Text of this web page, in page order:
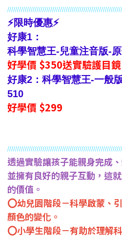
//////////////////////
⚡限時優惠⚡
好康1：
科學智慧王-兒童注音版-
好學價 $350送實驗護目鏡
好康2：科學智慧王-一般
510
好學價 $299
//////////////////////
透過實驗讓孩子能親身完成
並擁有良好的親子互動，這
的價值。
⭕️幼兒園階段－科學啟蒙、
顏色的變化。
⭕️小學生階段－有助於理解